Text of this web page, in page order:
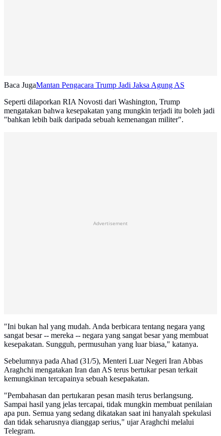
Baca JugaMantan Pengacara Trump Jadi Jaksa Agung AS
Seperti dilaporkan RIA Novosti dari Washington, Trump
mengatakan bahwa kesepakatan yang mungkin terjadi itu boleh jadi
"bahkan lebih baik daripada sebuah kemenangan militer".
Advertisement
"Ini bukan hal yang mudah. Anda berbicara tentang negara yang
sangat besar -- mereka -- negara yang sangat besar yang membuat
kesepakatan. Sungguh, permusuhan yang luar biasa," katanya.
Sebelumnya pada Ahad (31/5), Menteri Luar Negeri Iran Abbas
Araghchi mengatakan Iran dan AS terus bertukar pesan terkait
kemungkinan tercapainya sebuah kesepakatan.
"Pembahasan dan pertukaran pesan masih terus berlangsung.
Sampai hasil yang jelas tercapai, tidak mungkin membuat penilaian
apa pun. Semua yang sedang dikatakan saat ini hanyalah spekulasi
dan tidak seharusnya dianggap serius," ujar Araghchi melalui
Telegram.